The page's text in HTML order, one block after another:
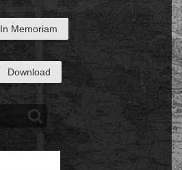
In Memoriam
Download